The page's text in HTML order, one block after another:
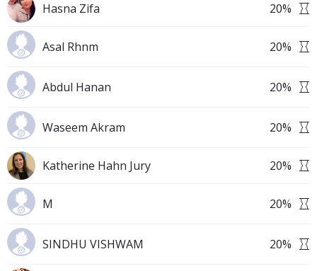
Hasna Zifa 20%
Asal Rhnm 20%
Abdul Hanan 20%
Waseem Akram 20%
Katherine Hahn Jury 20%
M 20%
SINDHU VISHWAM 20%